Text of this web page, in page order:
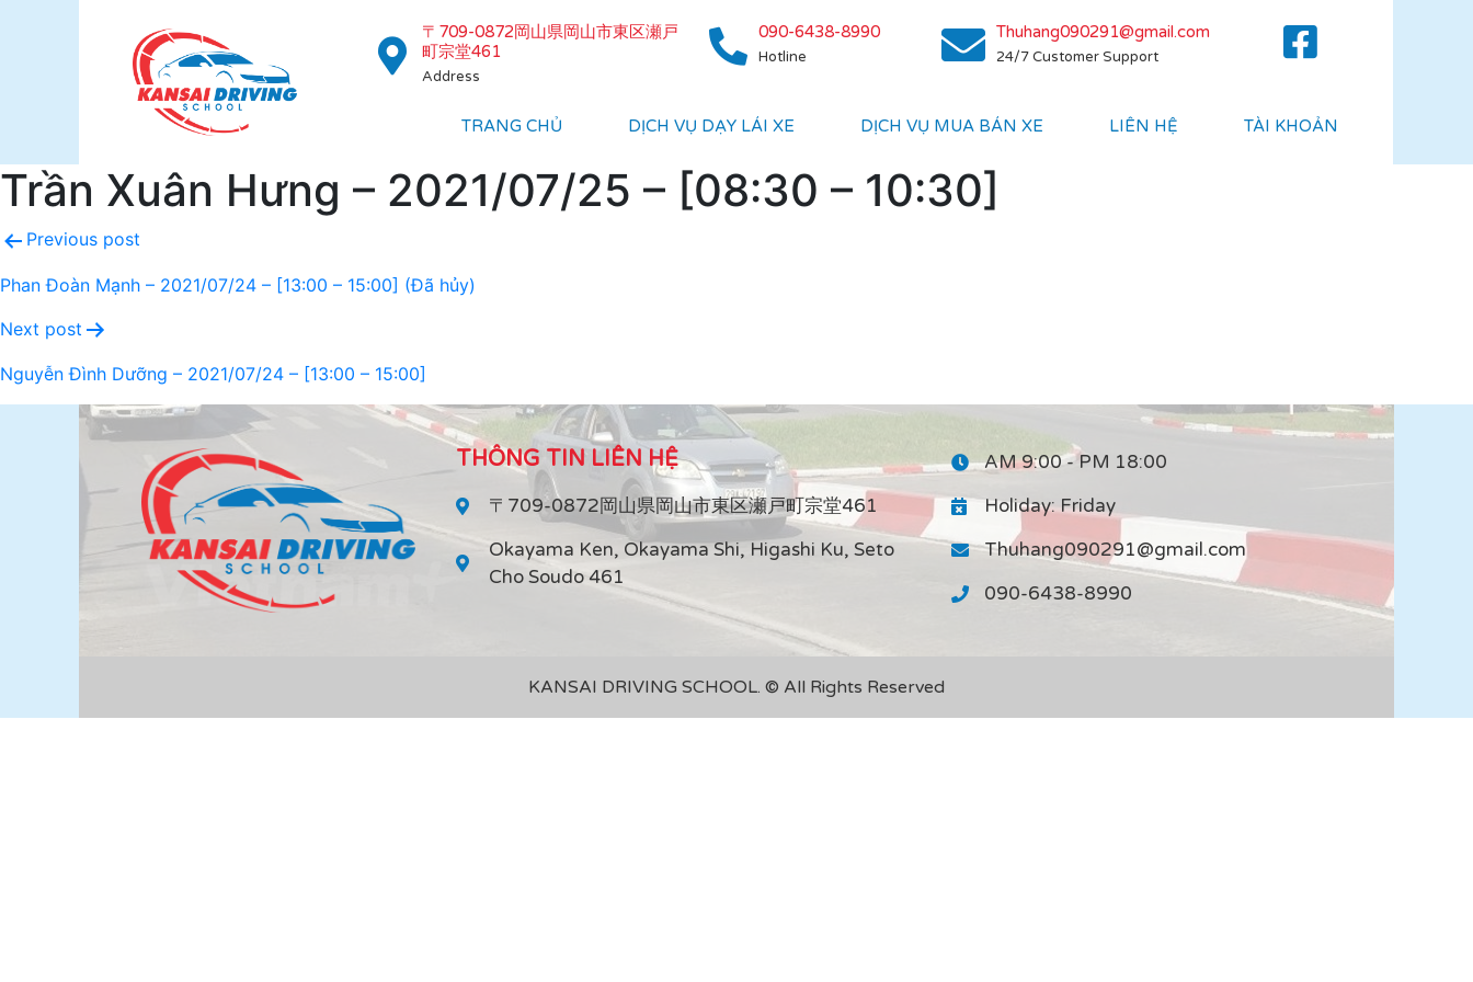
〒709-0872岡山県岡山市東区瀬戸
町宗堂461
Address
090-6438-8990
Hotline
Thuhang090291@gmail.com
24/7 Customer Support
TRANG CHỦ DỊCH VỤ DẠY LÁI XE DỊCH VỤ MUA BÁN XE LIÊN HỆ TÀI KHOẢN
Trần Xuân Hưng – 2021/07/25 – [08:30 – 10:30]
Previous post
Phan Đoàn Mạnh – 2021/07/24 – [13:00 – 15:00] (Đã hủy)
Next post
Nguyễn Đình Dưỡng – 2021/07/24 – [13:00 – 15:00]
THÔNG TIN LIÊN HỆ
〒709-0872岡山県岡山市東区瀬戸町宗堂461
Okayama Ken, Okayama Shi, Higashi Ku, Seto
Cho Soudo 461
AM 9:00 - PM 18:00
Holiday: Friday
Thuhang090291@gmail.com
090-6438-8990
KANSAI DRIVING SCHOOL. © All Rights Reserved